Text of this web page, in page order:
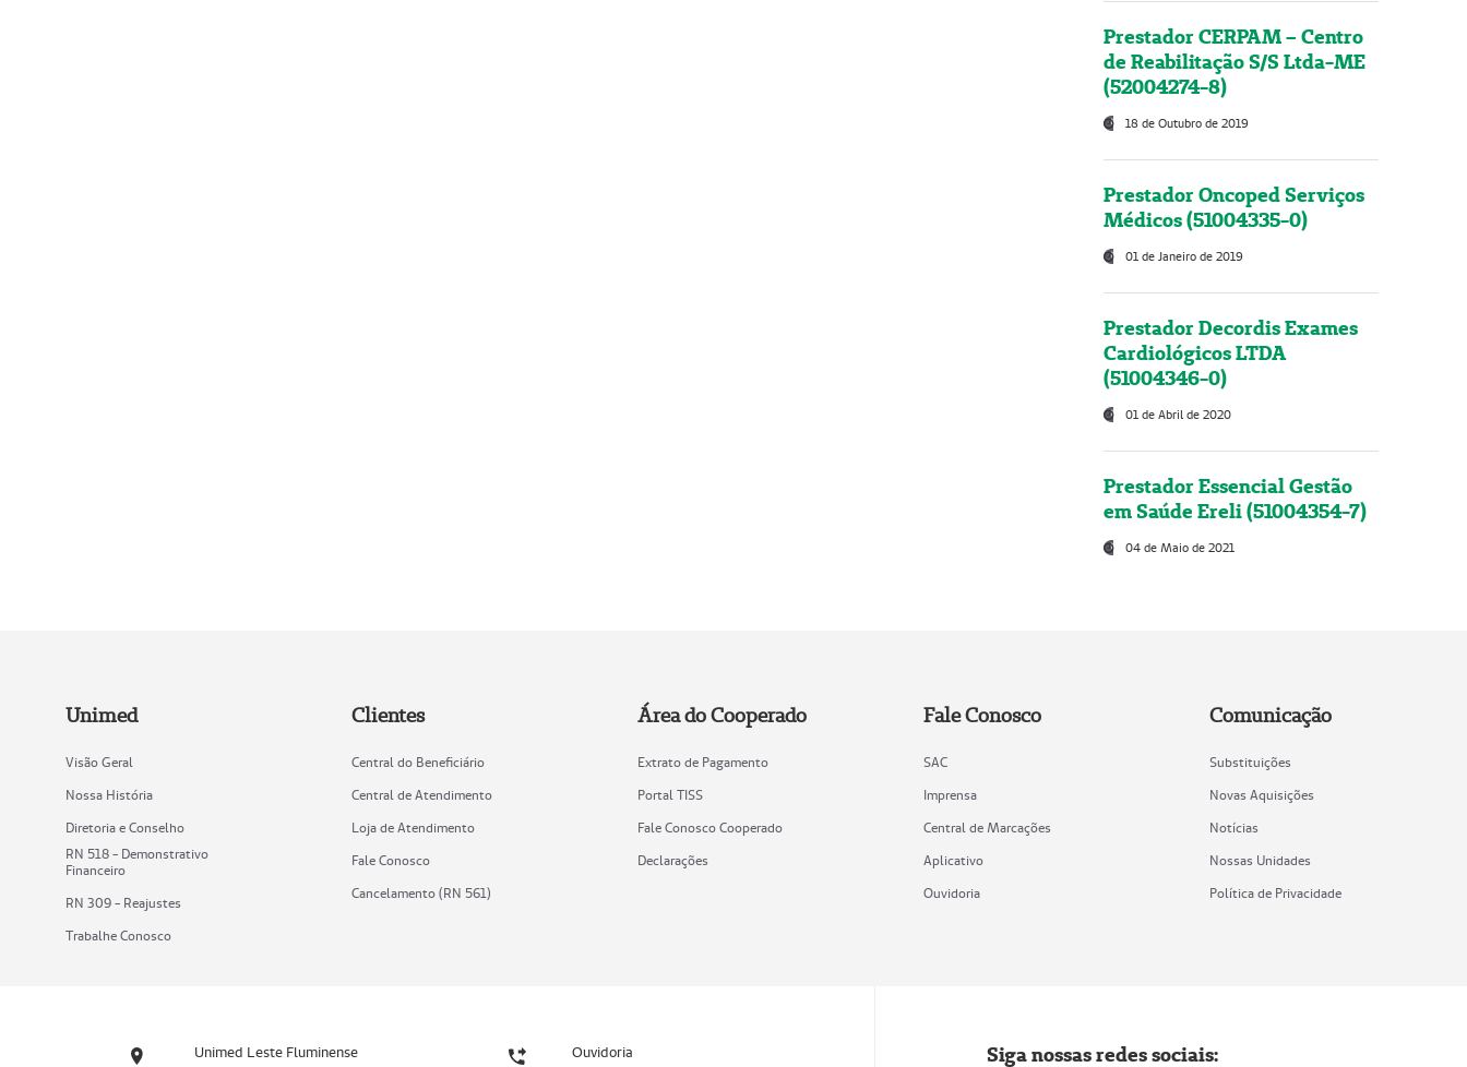
Prestador CERPAM – Centro
de Reabilitação S/S Ltda-ME
(52004274-8)
18 de Outubro de 2019
Prestador Oncoped Serviços
Médicos (51004335-0)
01 de Janeiro de 2019
Prestador Decordis Exames
Cardiológicos LTDA
(51004346-0)
01 de Abril de 2020
Prestador Essencial Gestão
em Saúde Ereli (51004354-7)
04 de Maio de 2021
Unimed
Visão Geral
Nossa História
Diretoria e Conselho
RN 518 - Demonstrativo
Financeiro
RN 309 - Reajustes
Trabalhe Conosco
Clientes
Central do Beneficiário
Central de Atendimento
Loja de Atendimento
Fale Conosco
Cancelamento (RN 561)
Área do Cooperado
Extrato de Pagamento
Portal TISS
Fale Conosco Cooperado
Declarações
Fale Conosco
SAC
Imprensa
Central de Marcações
Aplicativo
Ouvidoria
Comunicação
Substituições
Novas Aquisições
Notícias
Nossas Unidades
Política de Privacidade
Unimed Leste Fluminense Ouvidoria Siga nossas redes sociais: